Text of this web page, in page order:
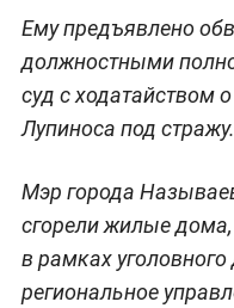
Ему предъявлено
должностными
суд с ходатайством
Лупиноса под стражу.
Мэр города
сгорели жилые
в рамках
региональное